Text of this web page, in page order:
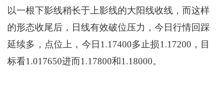
以一根下影线稍长于上影线的大阳线收线，而这样
的形态收尾后，日线有效破位压力，今日行情回踩
延续多，点位上，今日1.17400多止损1.17200，目
标看1.017650进而1.17800和1.18000。